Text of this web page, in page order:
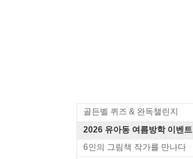
골든벨 퀴즈 & 완독챌린지
2026 유아동 여름방학 이벤트
6인의 그림책 작가를 만나다